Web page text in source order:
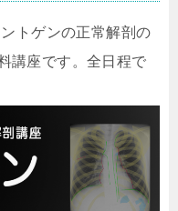
トゲンの正常解剖の
講座です。全日程で